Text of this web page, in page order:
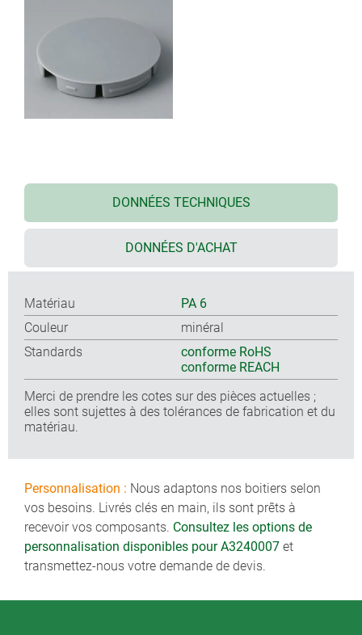
DONNÉES TECHNIQUES
DONNÉES D'ACHAT
Matériau
PA 6
Couleur
minéral
Standards
conforme RoHS
conforme REACH
Merci de prendre les cotes sur des pièces actuelles ;
elles sont sujettes à des tolérances de fabrication et du
matériau.
Personnalisation : Nous adaptons nos boitiers selon
vos besoins. Livrés clés en main, ils sont prêts à
recevoir vos composants. Consultez les options de
personnalisation disponibles pour A3240007 et
transmettez-nous votre demande de devis.